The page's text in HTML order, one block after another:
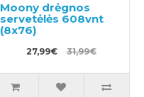
Moony drėgnos
servetėlės 608vnt
(8x76)
27,99€ 31,99€